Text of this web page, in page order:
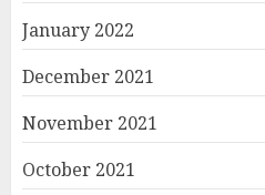
January 2022
December 2021
November 2021
October 2021